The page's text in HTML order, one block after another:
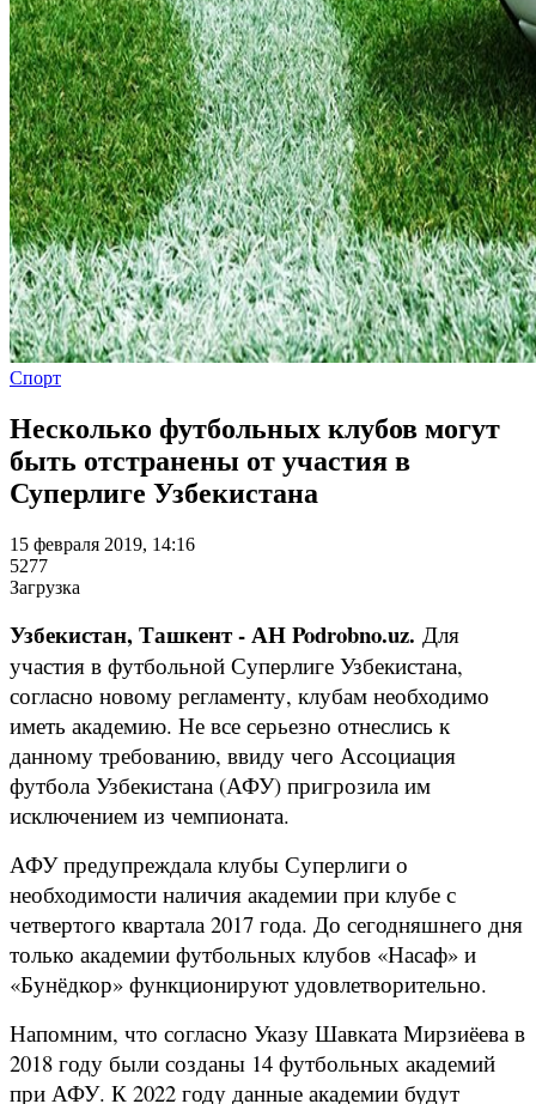
Спорт
Несколько футбольных клубов могут
быть отстранены от участия в
Суперлиге Узбекистана
15 февраля 2019, 14:16
5277
Загрузка
Узбекистан, Ташкент - АН Podrobno.uz. Для
участия в футбольной Суперлиге Узбекистана,
согласно новому регламенту, клубам необходимо
иметь академию. Не все серьезно отнеслись к
данному требованию, ввиду чего Ассоциация
футбола Узбекистана (АФУ) пригрозила им
исключением из чемпионата.
АФУ предупреждала клубы Суперлиги о
необходимости наличия академии при клубе с
четвертого квартала 2017 года. До сегодняшнего дня
только академии футбольных клубов «Насаф» и
«Бунёдкор» функционируют удовлетворительно.
Напомним, что согласно Указу Шавката Мирзиёева в
2018 году были созданы 14 футбольных академий
при АФУ. К 2022 году данные академии будут